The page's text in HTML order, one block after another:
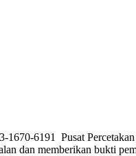
6191 Pusat
dan memberikan bukti